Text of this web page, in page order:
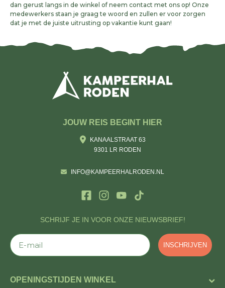
dan gerust langs in de winkel of neem contact met ons op! Onze
medewerkers staan je graag te woord en zullen er voor zorgen
dat je met de juiste uitrusting op vakantie kunt gaan!
SCHRIJF JE IN VOOR ONZE NIEUWSBRIEF!
E-mail
INSCHRIJVEN
JOUW REIS BEGINT HIER
KANAALSTRAAT 63
9301 LR RODEN
INFO@KAMPEERHALRODEN.NL
OPENINGSTIJDEN WINKEL